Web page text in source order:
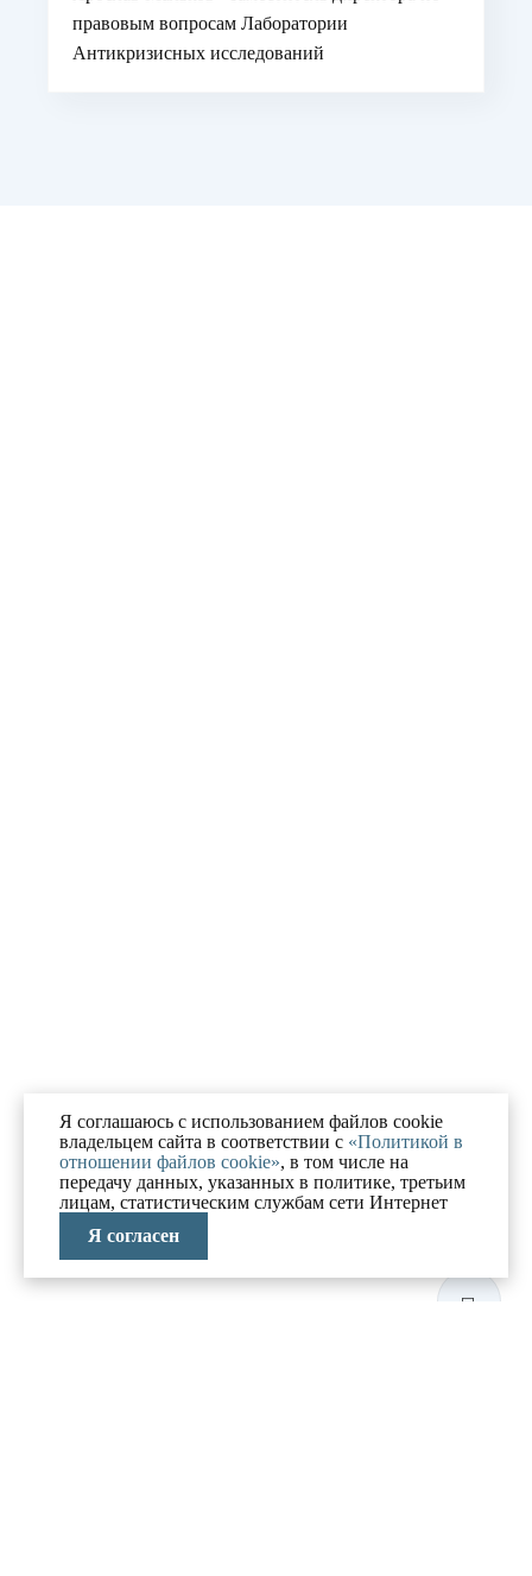
правовым вопросам Лаборатории
Антикризисных исследований
Я соглашаюсь с использованием файлов cookie
владельцем сайта в соответствии с «Политикой в
отношении файлов cookie», в том числе на
передачу данных, указанных в политике, третьим
лицам, статистическим службам сети Интернет
Я согласен